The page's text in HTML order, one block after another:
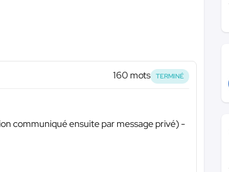
160 mots TERMINÉ
communiqué ensuite par message privé) -